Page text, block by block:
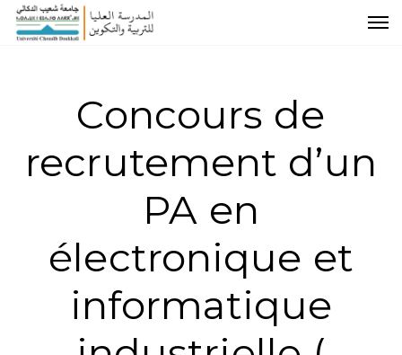
Concours de
recrutement d’un
PA en
électronique et
informatique